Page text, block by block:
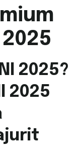
2025?
2025